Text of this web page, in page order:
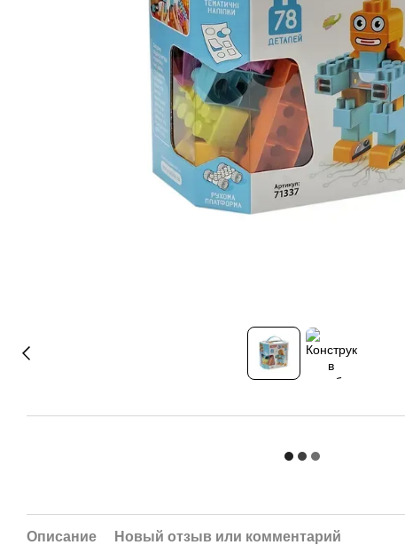
Описание Новый отзыв или комментарий